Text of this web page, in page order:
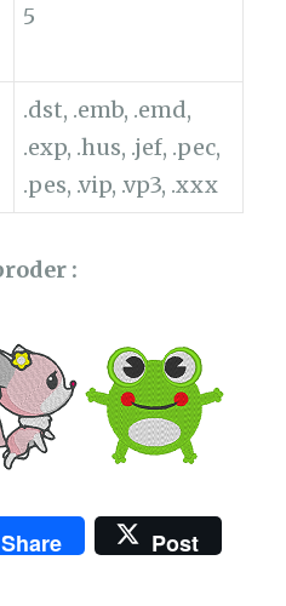
5
.dst, .emb, .emd,
.exp, .hus, .jef, .pec,
.pes, .vip, .vp3, .xxx
:
Share
Post